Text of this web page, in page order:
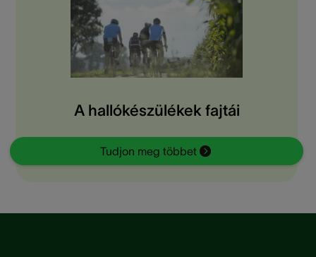
A hallókészülékek fajtái
Tudjon meg többet